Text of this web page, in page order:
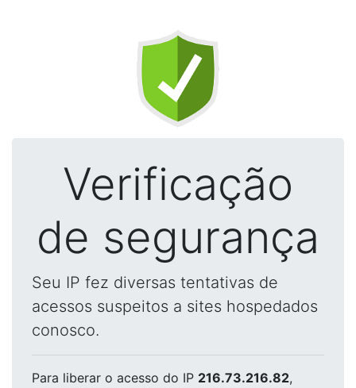
Verificação
de segurança
Seu IP fez diversas tentativas de
acessos suspeitos a sites hospedados
conosco.
Para liberar o acesso do IP 216.73.216.82,